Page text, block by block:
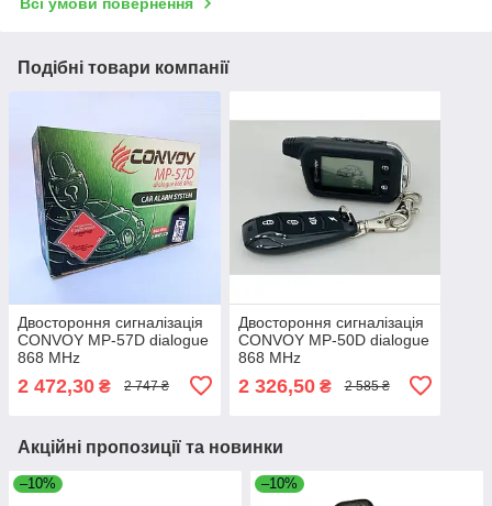
Всі умови повернення
Подібні товари компанії
Двостороння сигналізація
CONVOY MP-57D dialogue
868 MHz
2 472,30 ₴ 2 747 ₴
Двостороння сигналізація
CONVOY MP-50D dialogue
868 MHz
2 326,50₴ 2 585 ₴
Акційні пропозиції та новинки
–10% –10%